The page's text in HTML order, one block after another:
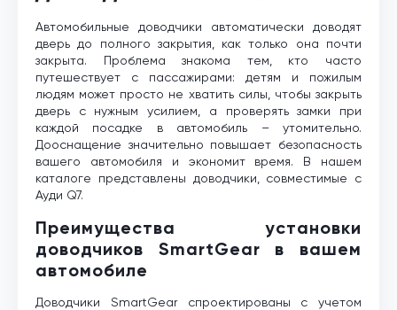
Автомобильные доводчики автоматически доводят
дверь до полного закрытия, как только она почти
закрыта. Проблема знакома тем, кто часто
путешествует с пассажирами: детям и пожилым
людям может просто не хватить силы, чтобы закрыть
дверь с нужным усилием, а проверять замки при
каждой посадке в автомобиль – утомительно.
Дооснащение значительно повышает безопасность
вашего автомобиля и экономит время. В нашем
каталоге представлены доводчики, совместимые с
Ауди Q7.
Преимущества установки
доводчиков SmartGear в вашем
автомобиле
Доводчики SmartGear спроектированы с учетом